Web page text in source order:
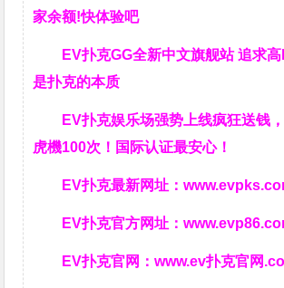
家余额!快体验吧
EV扑克GG全新中文旗舰站追求高
是扑克的本质
EV扑克娱乐场强势上线疯狂送钱
虎機100次！国际认证最安心！
EV扑克最新网址：
EV扑克官方网址：
EV扑克官网：www.ev扑克官网